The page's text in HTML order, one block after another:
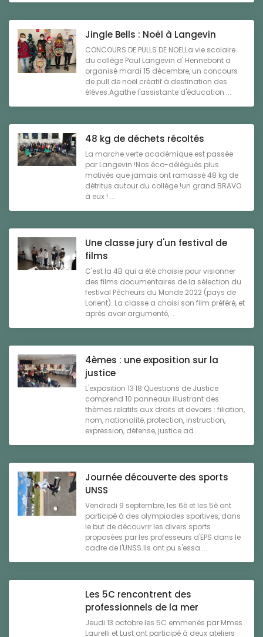
Jingle Bells : Noël à Langevin
CONCOURS DE PULLS DE NOELLa vie scolaire
du collège Paul Langevin d' Hennebont a
organisé mardi 15 décembre, un concours
de pull de noël créatif à destination des
élèves.Agathe l'assistante d'éducation ...
48 kg de déchets récoltés
La marche verte académique est passée
par Langevin !Nos éco-délégués plus
motivés que jamais ont ramassé 48 kg de
détritus autour du collège !un grand BRAVO
à eux ! ...
Une classe jury d'un festival de
films
C'est la 4B qui a été choisie pour visionner
des films documentaires de la sélection du
festival Pêcheurs du Monde 2022 (pays de
Lorient). La classe a choisi son film préféré, et
après avoir argumenté, ...
4èmes : une exposition sur la
justice
L'exposition 13·18 Questions de Justice
comprend 10 panneaux illustrant des
thèmes relatifs aux droits et devoirs : filiation,
nom, nationalité, protection, instruction,
expression, défense, justice ad ...
Journée découverte des sports
UNSS
Vendredi 9 septembre, les 6è et les 5è ont
participé à des olympiades sportives, dans
le but de découvrir les divers sports
proposées par les professeurs d'EPS dans le
cadre de l'UNSS.Ils ont pu s'essa ...
Les 5C rencontrent des
professionnels de la mer
Jeudi 13 octobre les 5C emmenés par Mmes
Laurelli et Lust ont participé à deux ateliers